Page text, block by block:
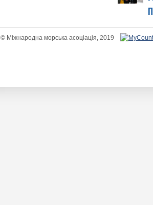
© Міжнародна морська асоціація, 2019